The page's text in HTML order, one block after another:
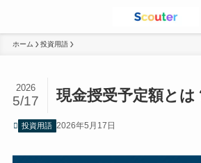
ホーム 投資用語
現金授受予定額とは
2026
5/17
投資用語 2026年5月17日